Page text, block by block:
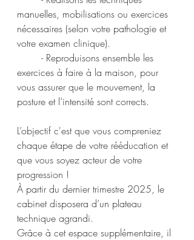
manuelles, mobilisations ou exercices
nécessaires (selon votre pathologie et
votre examen clinique).
exercices à faire à la maison, pour
vous assurer que le mouvement, la
posture et l’intensité sont corrects.
L’objectif c'est que vous compreniez
chaque étape de votre rééducation et
que vous soyez acteur de votre
progression !
À partir du dernier trimestre 2025, le
cabinet disposera d’un plateau
technique agrandi.
Grâce à cet espace supplémentaire, il